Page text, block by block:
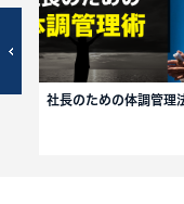
社長のための体調管理